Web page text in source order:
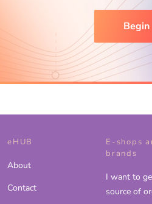
Begin
eHUB
About
Contact
E-shops
brands
I want to
source of